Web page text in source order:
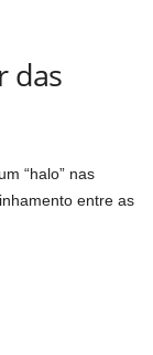
das
“halo” nas
entre as